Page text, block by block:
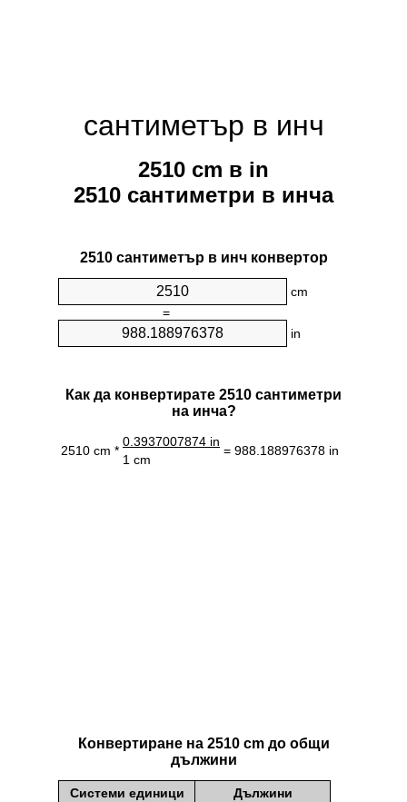
сантиметър в инч
2510 cm в in
2510 сантиметри в инча
2510 сантиметър в инч конвертор
cm
=
in
Как да конвертирате 2510 сантиметри
на инча?
2510 cm *
0.3937007874 in
= 988.188976378 in
1 cm
Конвертиране на 2510 cm до общи
дължини
Системи единици Дължини